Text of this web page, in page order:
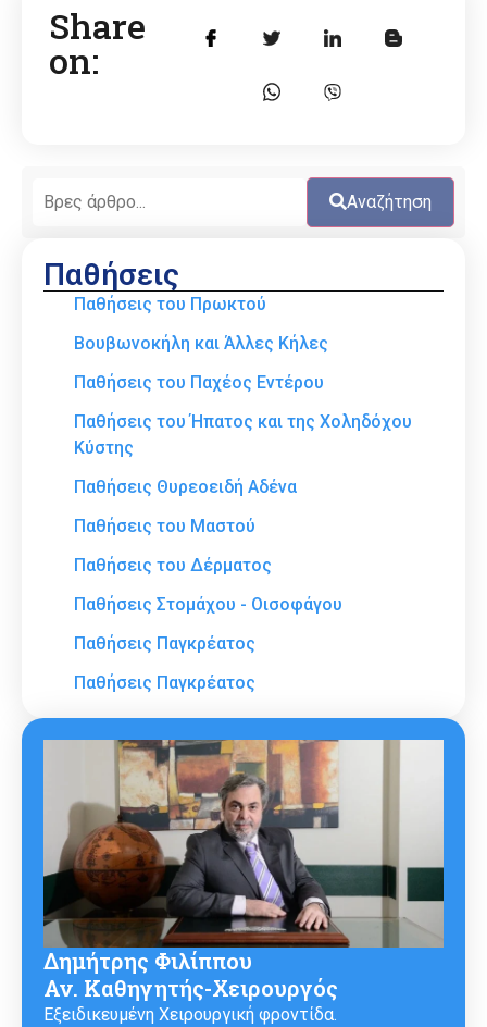
Share
on:
Αναζήτηση
Παθήσεις
Παθήσεις του Πρωκτού
Βουβωνοκήλη και Άλλες Κήλες
Παθήσεις του Παχέος Εντέρου
Παθήσεις του Ήπατος και της Χοληδόχου
Κύστης
Παθήσεις Θυρεοειδή Αδένα
Παθήσεις του Μαστού
Παθήσεις του Δέρματος
Παθήσεις Στομάχου - Οισοφάγου
Παθήσεις Παγκρέατος
Παθήσεις Παγκρέατος
Δημήτρης Φιλίππου
Αν. Καθηγητής-Χειρουργός
Εξειδικευμένη Χειρουργική φροντίδα.